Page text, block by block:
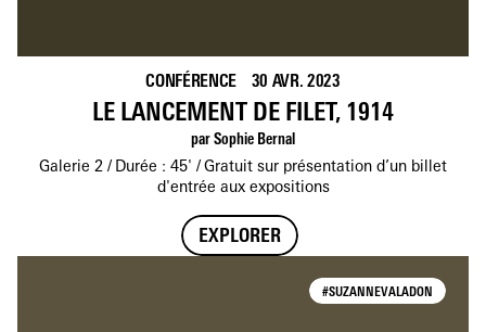
CONFÉRENCE 30 AVR. 2023
LE LANCEMENT DE FILET, 1914
par Sophie Bernal
Galerie 2
Durée : 45'
Gratuit sur présentation d’un billet
d'entrée aux expositions
EXPLORER
#SUZANNEVALADON